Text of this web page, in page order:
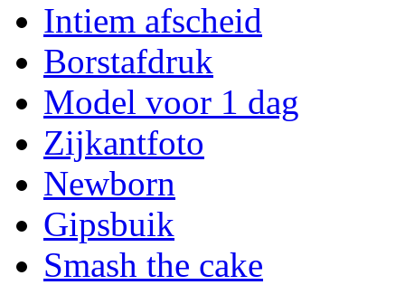
Intiem afscheid
Borstafdruk
Model voor 1 dag
Zijkantfoto
Newborn
Gipsbuik
Smash the cake